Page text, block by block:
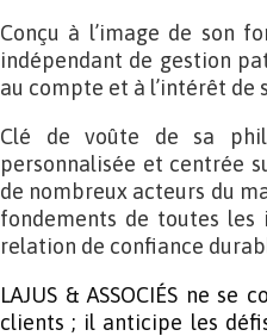
Conçu à l’image de son
indépendant de gestion
au compte et à l’intérêt de
Clé de voûte de sa
personnalisée et centrée
de nombreux acteurs du
fondements de toutes les
relation de confiance
LAJUS & ASSOCIÉS ne
clients ; il anticipe les